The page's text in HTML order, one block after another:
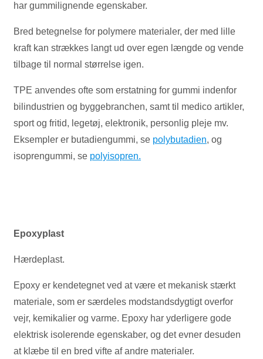
har gummilignende egenskaber.
Bred betegnelse for polymere materialer, der med lille
kraft kan strækkes langt ud over egen længde og vende
tilbage til normal størrelse igen.
TPE anvendes ofte som erstatning for gummi indenfor
bilindustrien og byggebranchen, samt til medico artikler,
sport og fritid, legetøj, elektronik, personlig pleje mv.
Eksempler er butadiengummi, se polybutadien, og
isoprengummi, se polyisopren.
Epoxyplast
Hærdeplast.
Epoxy er kendetegnet ved at være et mekanisk stærkt
materiale, som er særdeles modstandsdygtigt overfor
vejr, kemikalier og varme. Epoxy har yderligere gode
elektrisk isolerende egenskaber, og det evner desuden
at klæbe til en bred vifte af andre materialer.